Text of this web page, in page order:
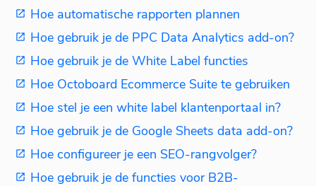
Hoe automatische rapporten plannen
Hoe gebruik je de PPC Data Analytics add-on?
Hoe gebruik je de White Label functies
Hoe Octoboard Ecommerce Suite te gebruiken
Hoe stel je een white label klantenportaal in?
Hoe gebruik je de Google Sheets data add-on?
Hoe configureer je een SEO-rangvolger?
Hoe gebruik je de functies voor B2B-